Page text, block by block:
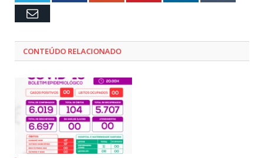
Email
CONTEÚDO RELACIONADO